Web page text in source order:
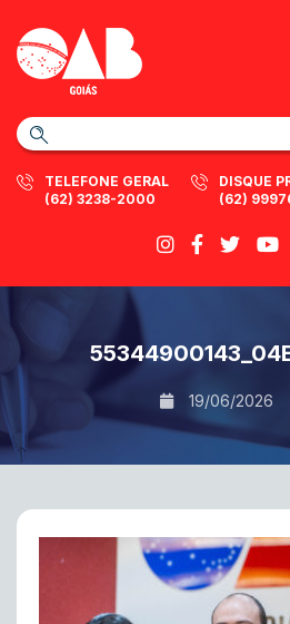
TELEFONE GERAL
(62) 3238-2000
DISQUE
(62)
19/06/2026